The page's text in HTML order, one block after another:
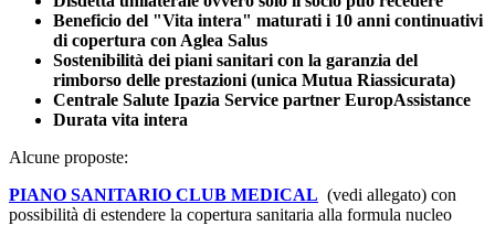
Beneficio del "Vita intera" maturati i 10 anni continuativi
di copertura con Aglea Salus
Sostenibilità dei piani sanitari con la garanzia del
rimborso delle prestazioni (unica Mutua Riassicurata)
Centrale Salute Ipazia Service partner EuropAssistance
Durata vita intera
Alcune proposte:
PIANO SANITARIO CLUB MEDICAL (vedi allegato) con
possibilità di estendere la copertura sanitaria alla formula nucleo